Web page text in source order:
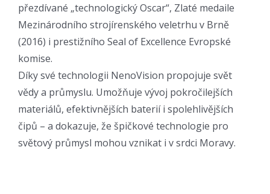
přezdívané „technologický Oscar“, Zlaté medaile
Mezinárodního strojírenského veletrhu v Brně
(2016) i prestižního Seal of Excellence Evropské
komise.
Díky své technologii NenoVision propojuje svět
vědy a průmyslu. Umožňuje vývoj pokročilejších
materiálů, efektivnějších baterií i spolehlivějších
čipů – a dokazuje, že špičkové technologie pro
světový průmysl mohou vznikat i v srdci Moravy.